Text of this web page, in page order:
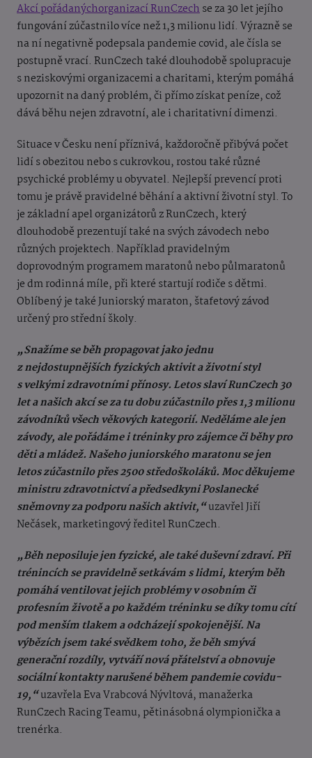
Akcí pořádanýchorganizací RunCzechse za 30 let jejího
fungování zúčastnilo více než 1,3 milionu lidí. Výrazně se
na ní negativně podepsala pandemie covid, ale čísla se
postupně vrací. RunCzech také dlouhodobě spolupracuje
s neziskovými organizacemi a charitami, kterým pomáhá
upozornit na daný problém, či přímo získat peníze, což
dává běhu nejen zdravotní, ale i charitativní dimenzi.
Situace v Česku není příznivá, každoročně přibývá počet
lidí s obezitou nebo s cukrovkou, rostou také různé
psychické problémy u obyvatel. Nejlepší prevencí proti
tomu je právě pravidelné běhání a aktivní životní styl. To
je základní apel organizátorů z RunCzech, který
dlouhodobě prezentují také na svých závodech nebo
různých projektech. Například pravidelným
doprovodným programem maratonů nebo půlmaratonů
je dm rodinná míle, při které startují rodiče s dětmi.
Oblíbený je také Juniorský maraton, štafetový závod
určený pro střední školy.
„Snažíme se běh propagovat jako jednu
z nejdostupnějších fyzických aktivit a životní styl
s velkými zdravotními přínosy. Letos slaví RunCzech 30
let a našich akcí se za tu dobu zúčastnilo přes 1,3 milionu
závodníků všech věkových kategorií. Neděláme ale jen
závody, ale pořádáme i tréninky pro zájemce či běhy pro
děti a mládež. Našeho juniorského maratonu se jen
letos zúčastnilo přes 2500 středoškoláků. Moc děkujeme
ministru zdravotnictví a předsedkyni Poslanecké
sněmovny za podporu našich aktivit,“uzavřel Jiří
Nečásek, marketingový ředitel RunCzech.
„Běh neposiluje jen fyzické, ale také duševní zdraví. Při
trénincích se pravidelně setkávám s lidmi, kterým běh
pomáhá ventilovat jejich problémy v osobním či
profesním životě a po každém tréninku se díky tomu cítí
pod menším tlakem a odcházejí spokojenější. Na
výbězích jsem také svědkem toho, že běh smývá
generační rozdíly, vytváří nová přátelství a obnovuje
sociální kontakty narušené během pandemie covidu-
19,“uzavřela Eva Vrabcová Nývltová, manažerka
RunCzech Racing Teamu, pětinásobná olympionička a
trenérka.